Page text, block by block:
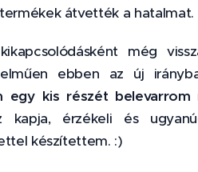
átvették a hatalmat.
még
ebben az új
egy kis részét belevarrom
kapja, érzékeli és
készítettem. :)